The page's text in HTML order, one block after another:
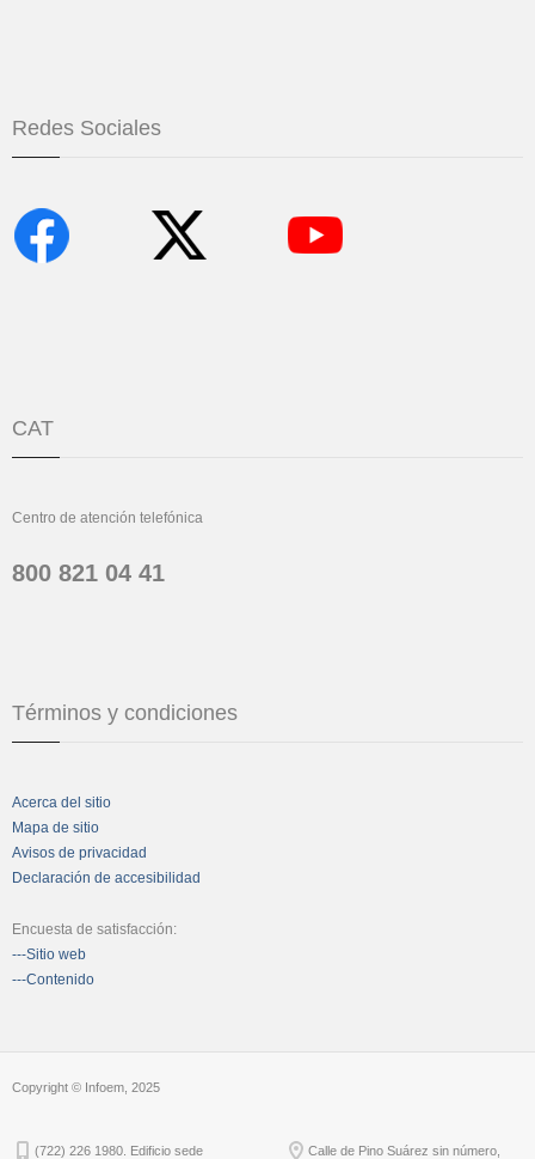
Redes Sociales
CAT
Centro de atención telefónica
800 821 04 41
Términos y condiciones
Acerca del sitio
Mapa de sitio
Avisos de privacidad
Declaración de accesibilidad
Encuesta de satisfacción:
---Sitio web
---Contenido
Copyright © Infoem, 2025
(722) 226 1980. Edificio sede
Calle de Pino Suárez sin número,